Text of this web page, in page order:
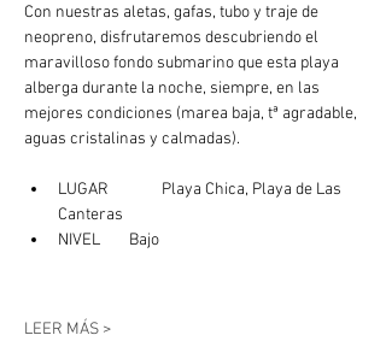
Con nuestras aletas, gafas, tubo y traje de
neopreno, disfrutaremos descubriendo el
maravilloso fondo submarino que esta playa
alberga durante la noche, siempre, en las
mejores condiciones (marea baja, tª agradable,
aguas cristalinas y calmadas).
LUGAR	  Playa Chica, Playa de Las
Canteras
NIVEL        Bajo
LEER MÁS >